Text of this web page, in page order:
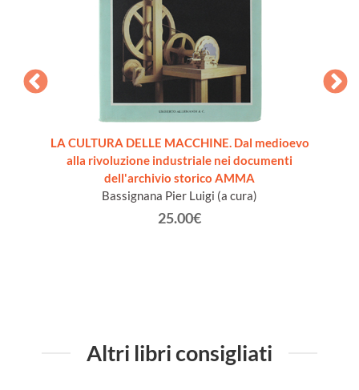
LA CULTURA DELLE MACCHINE. Dal medioevo
alla rivoluzione industriale nei documenti
dell'archivio storico AMMA
Bassignana Pier Luigi (a cura)
25.00€
Altri libri consigliati